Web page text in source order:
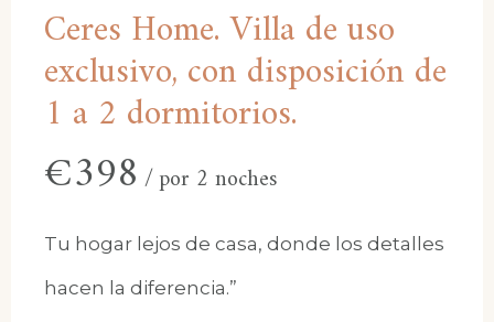
Ceres Home. Villa de uso
exclusivo, con disposición de
1 a 2 dormitorios.
€398 por 2 noches
Tu hogar lejos de casa, donde los detalles
hacen la diferencia.”